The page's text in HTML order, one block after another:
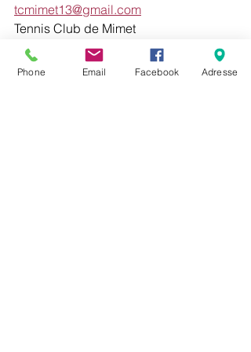
tcmimet13@gmail.com
Tennis Club de Mimet
217, Chemin des Rigauds
13105 - MIMET
Phone Email Facebook Adresse